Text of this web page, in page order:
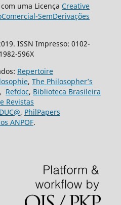
uma Licença Creative
SemDerivações
ISSN Impresso: 0102-
596X
Repertoire
, The Philosopher’s
Refdoc, Biblioteca Brasileira
Revistas
, PhilPapers
ANPOF.